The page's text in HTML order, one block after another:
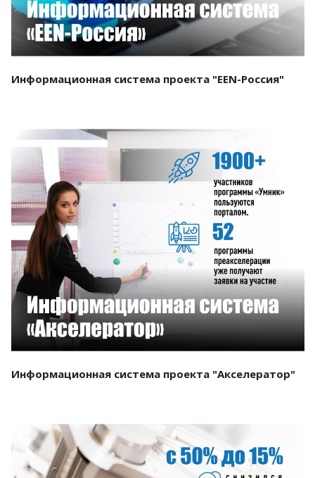
Информационная система проекта "EEN-Россия"
Смотреть проект
Информационная система проекта "Акселератор"